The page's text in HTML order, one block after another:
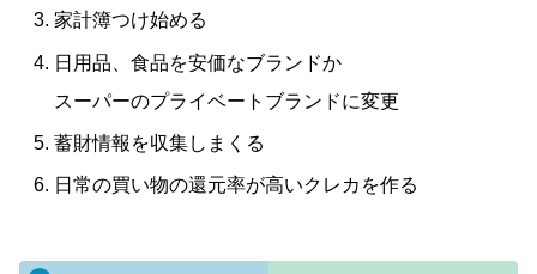
家計簿つけ始める
日用品、食品を安価なブランドか
スーパーのプライベートブランドに変更
蓄財情報を収集しまくる
日常の買い物の還元率が高いクレカを作る